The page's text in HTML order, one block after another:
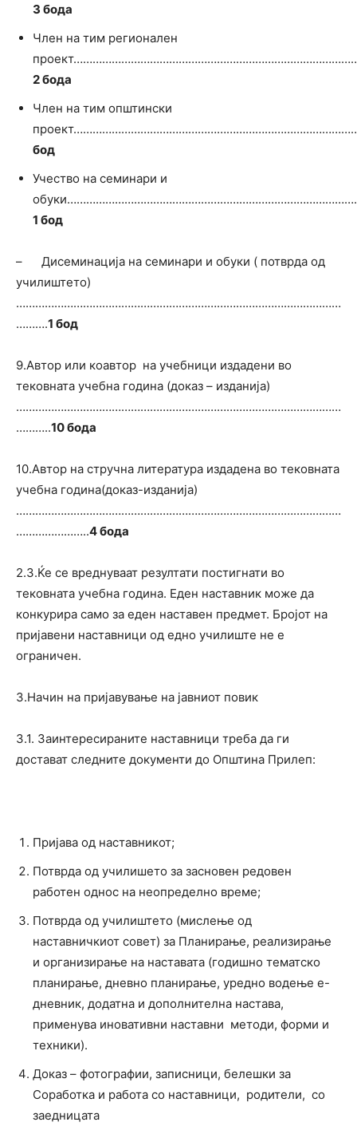
3 бода
Член на тим регионален
2 бода
Член на тим општински
бод
Учество на семинари и
1 бод
– Дисеминација на семинари и обуки ( потврда од
училиштето)
…………………………………………………………………………………………
……….1 бод
9.Автор или коавтор на учебници издадени во
тековната учебна година (доказ – изданија)
…………………………………………………………………………………………
………..10 бода
10.Автор на стручна литература издадена во тековната
учебна година(доказ-изданија)
…………………………………………………………………………………………
…………………..4 бода
2.3.Ќе се вреднуваат резултати постигнати во
тековната учебна година. Еден наставник може да
конкурира само за еден наставен предмет. Бројот на
пријавени наставници од едно училиште не е
ограничен.
3.Начин на пријавување на јавниот повик
3.1. Заинтересираните наставници треба да ги
достават следните документи до Општина Прилеп:
Пријава од наставникот;
Потврда од училишето за засновен редовен
работен однос на неопределно време;
Потврда од училиштето (мислење од
наставничкиот совет) за Планирање, реализирање
и организирање на наставата (годишно тематско
планирање, дневно планирање, уредно водење е-
дневник, додатна и дополнителна настава,
применува иновативни наставни методи, форми и
техники).
Доказ – фотографии, записници, белешки за
Соработка и работа со наставници, родители, со
заедницата